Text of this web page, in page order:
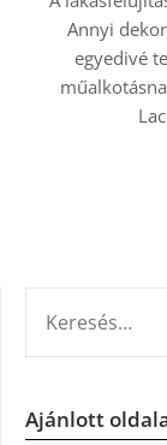
Annyi
egyedivé
Ajánlott